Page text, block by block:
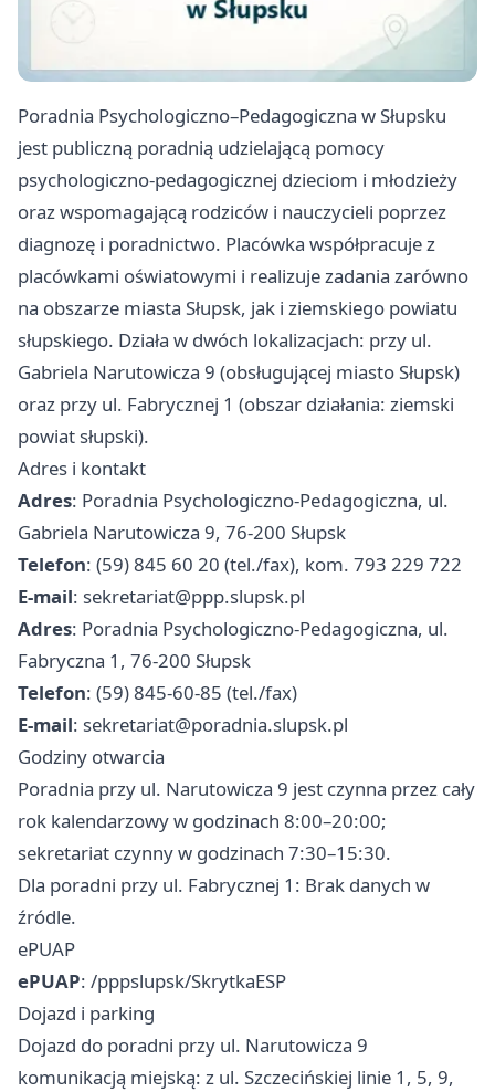
Poradnia Psychologiczno–Pedagogiczna w Słupsku
jest publiczną poradnią udzielającą pomocy
psychologiczno‑pedagogicznej dzieciom i młodzieży
oraz wspomagającą rodziców i nauczycieli poprzez
diagnozę i poradnictwo. Placówka współpracuje z
placówkami oświatowymi i realizuje zadania zarówno
na obszarze miasta Słupsk, jak i ziemskiego powiatu
słupskiego. Działa w dwóch lokalizacjach: przy ul.
Gabriela Narutowicza 9 (obsługującej miasto Słupsk)
oraz przy ul. Fabrycznej 1 (obszar działania: ziemski
powiat słupski).
Adres i kontakt
Adres: Poradnia Psychologiczno‑Pedagogiczna, ul.
Gabriela Narutowicza 9, 76‑200 Słupsk
Telefon: (59) 845 60 20 (tel./fax), kom. 793 229 722
E-mail: sekretariat@ppp.slupsk.pl
Adres: Poradnia Psychologiczno‑Pedagogiczna, ul.
Fabryczna 1, 76‑200 Słupsk
Telefon: (59) 845‑60‑85 (tel./fax)
E-mail: sekretariat@poradnia.slupsk.pl
Godziny otwarcia
Poradnia przy ul. Narutowicza 9 jest czynna przez cały
rok kalendarzowy w godzinach 8:00–20:00;
sekretariat czynny w godzinach 7:30–15:30.
Dla poradni przy ul. Fabrycznej 1: Brak danych w
źródle.
ePUAP
ePUAP: /pppslupsk/SkrytkaESP
Dojazd i parking
Dojazd do poradni przy ul. Narutowicza 9
komunikacją miejską: z ul. Szczecińskiej linie 1, 5, 9,